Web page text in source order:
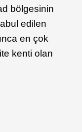
bölgesinin
edilen
en çok
kenti olan